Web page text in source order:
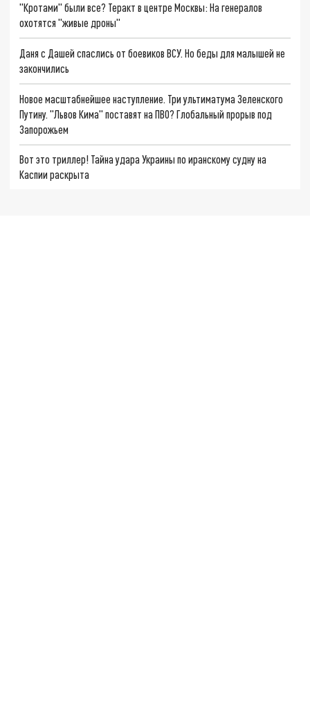
"Кротами" были все? Теракт в центре Москвы: На генералов
охотятся "живые дроны"
Даня с Дашей спаслись от боевиков ВСУ. Но беды для малышей не
закончились
Новое масштабнейшее наступление. Три ультиматума Зеленского
Путину. "Львов Кима" поставят на ПВО? Глобальный прорыв под
Запорожьем
Вот это триллер! Тайна удара Украины по иранскому судну на
Каспии раскрыта